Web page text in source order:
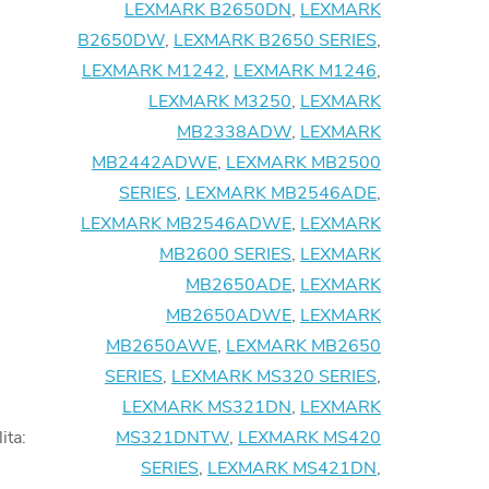
:
LEXMARK B2650DN, LEXMARK
B2650DW, LEXMARK B2650 SERIES,
LEXMARK M1242, LEXMARK M1246,
LEXMARK M3250, LEXMARK
MB2338ADW, LEXMARK
MB2442ADWE, LEXMARK MB2500
SERIES, LEXMARK MB2546ADE,
LEXMARK MB2546ADWE, LEXMARK
MB2600 SERIES, LEXMARK
MB2650ADE, LEXMARK
MB2650ADWE, LEXMARK
MB2650AWE, LEXMARK MB2650
SERIES, LEXMARK MS320 SERIES,
LEXMARK MS321DN, LEXMARK
MS321DNTW, LEXMARK MS420
SERIES, LEXMARK MS421DN,